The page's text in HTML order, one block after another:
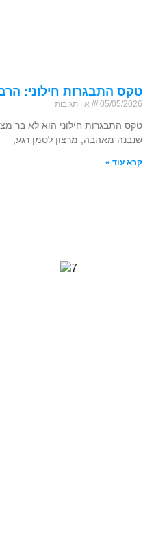
טקס התבגרות חילוני:
05/05/2026 אין תגובות
טקס התבגרות חילוני הוא לא בר
שנבנה מאהבה, מרצון לסמן רגע,
קרא עוד »